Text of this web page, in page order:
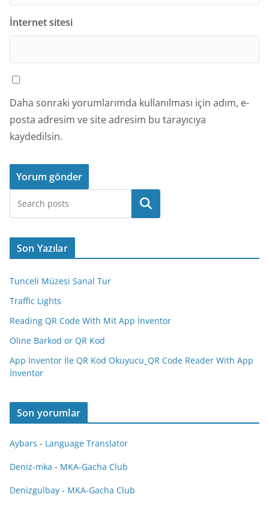
İnternet sitesi
Daha sonraki yorumlarımda kullanılması için adım, e-
posta adresim ve site adresim bu tarayıcıya
kaydedilsin.
Ara
Son Yazılar
Tunceli Müzesi Sanal Tur
Traffic Lights
Reading QR Code With Mit App İnventor
Oline Barkod or QR Kod
App İnventor İle QR Kod Okuyucu_QR Code Reader With App
İnventor
Son yorumlar
Aybars - Language Translator
Deniz-mka - MKA-Gacha Club
Denizgulbay - MKA-Gacha Club